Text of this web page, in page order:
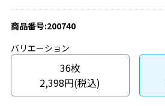
商品番号:200740
バリエーション
36枚
2,398円(税込)